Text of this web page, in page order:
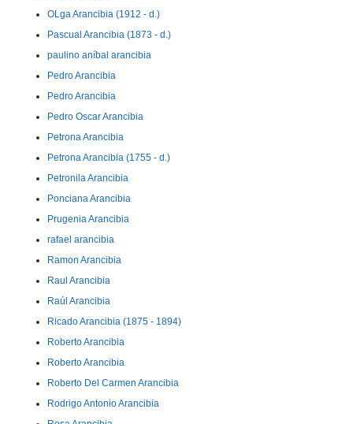
OLga Arancibia (1912 - d.)
Pascual Arancibia (1873 - d.)
paulino aníbal arancibia
Pedro Arancibia
Pedro Arancibia
Pedro Oscar Arancibia
Petrona Arancibia
Petrona Arancibia (1755 - d.)
Petronila Arancibia
Ponciana Arancibia
Prugenia Arancibia
rafael arancibia
Ramon Arancibia
Raul Arancibia
Raúl Arancibia
Ricado Arancibia (1875 - 1894)
Roberto Arancibia
Roberto Arancibia
Roberto Del Carmen Arancibia
Rodrigo Antonio Arancibia